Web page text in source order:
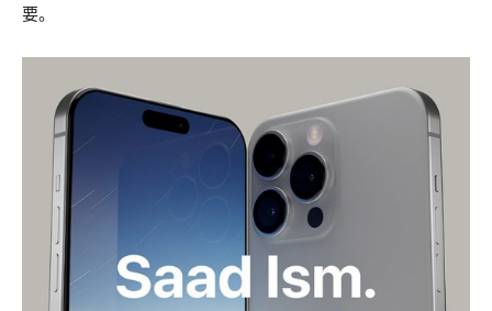
要。